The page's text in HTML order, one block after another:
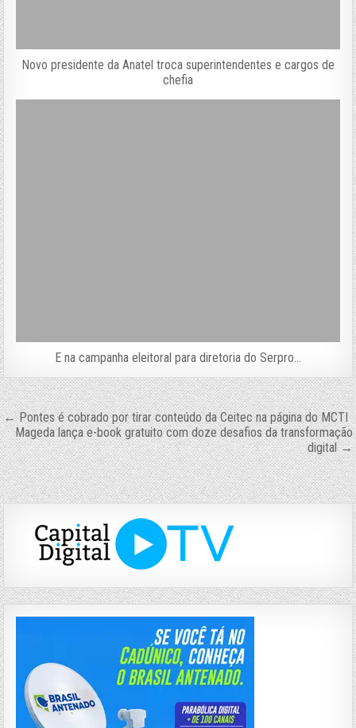
Novo presidente da Anatel troca superintendentes e cargos de
chefia
E na campanha eleitoral para diretoria do Serpro…
Navegação
de
Post
← Pontes é cobrado por tirar conteúdo da Ceitec na página do MCTI
Mageda lança e-book gratuito com doze desafios da transformação
digital →